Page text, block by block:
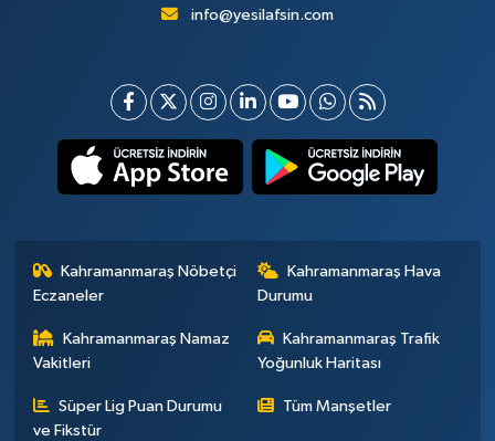
info@yesilafsin.com
Kahramanmaraş Nöbetçi
Eczaneler
Kahramanmaraş Hava
Durumu
Kahramanmaraş Namaz
Vakitleri
Kahramanmaraş Trafik
Yoğunluk Haritası
Süper Lig Puan Durumu
ve Fikstür
Tüm Manşetler